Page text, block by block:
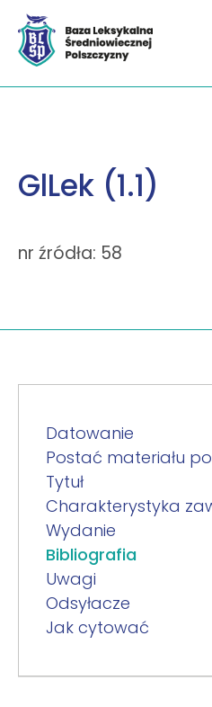
GlLek (1.1)
nr źródła: 58
Datowanie
Postać materiału
Tytuł
Charakterystyka
Wydanie
Bibliografia
Uwagi
Odsyłacze
Jak cytować